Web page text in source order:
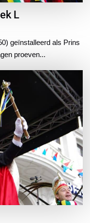
L
geïnstalleerd als Prins
proeven...